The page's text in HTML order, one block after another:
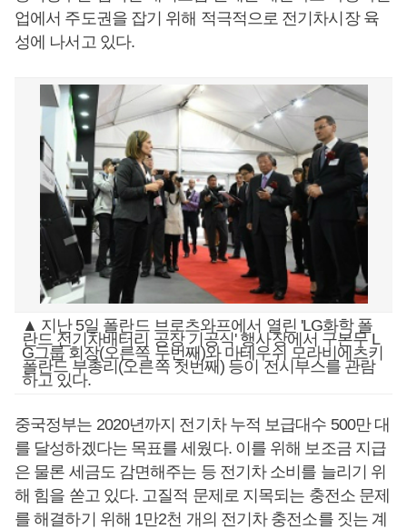
업에서 주도권을 잡기 위해 적극적으로 전기차시장 육
성에 나서고 있다.
▲ 지난 5일 폴란드 브로츠와프에서 열린 'LG화학 폴
란드 전기차배터리 공장 기공식' 행사장에서 구본무 L
G그룹 회장(오른쪽 두번째)와 마테우쉬 모라비에츠키
폴란드 부총리(오른쪽 첫번째) 등이 전시부스를 관람
하고 있다.
중국정부는 2020년까지 전기차 누적 보급대수 500만 대
를 달성하겠다는 목표를 세웠다. 이를 위해 보조금 지급
은 물론 세금도 감면해주는 등 전기차 소비를 늘리기 위
해 힘을 쏟고 있다. 고질적 문제로 지목되는 충전소 문제
를 해결하기 위해 1만2천 개의 전기차 충전소를 짓는 계